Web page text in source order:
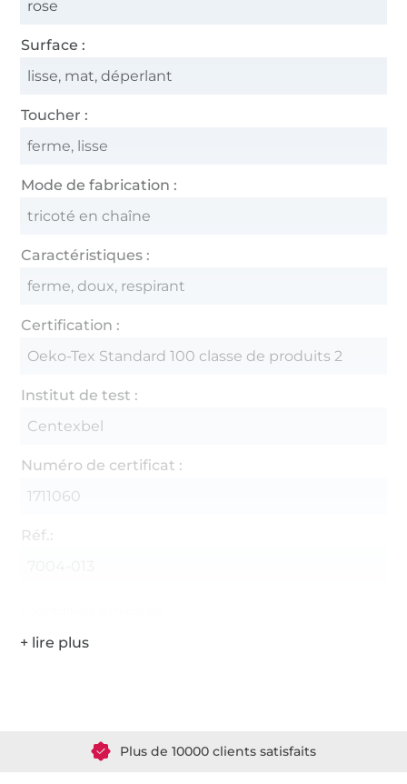
rose
Surface :
lisse, mat, déperlant
Toucher :
ferme, lisse
Mode de fabrication :
tricoté en chaîne
Caractéristiques :
ferme, doux, respirant
Certification :
Oeko-Tex Standard 100 classe de produits 2
Institut de test :
Centexbel
Numéro de certificat :
1711060
Réf.: